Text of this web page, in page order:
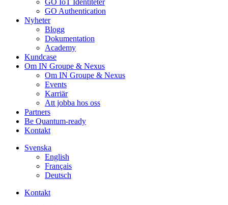
GO IoT Identiteter
GO Authentication
Nyheter
Blogg
Dokumentation
Academy
Kundcase
Om IN Groupe & Nexus
Om IN Groupe & Nexus
Events
Karriär
Att jobba hos oss
Partners
Be Quantum-ready
Kontakt
Svenska
English
Français
Deutsch
Kontakt